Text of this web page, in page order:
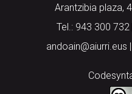
Arantzibia plaza,
Tel.: 943 300
andoain@aiurri.eus